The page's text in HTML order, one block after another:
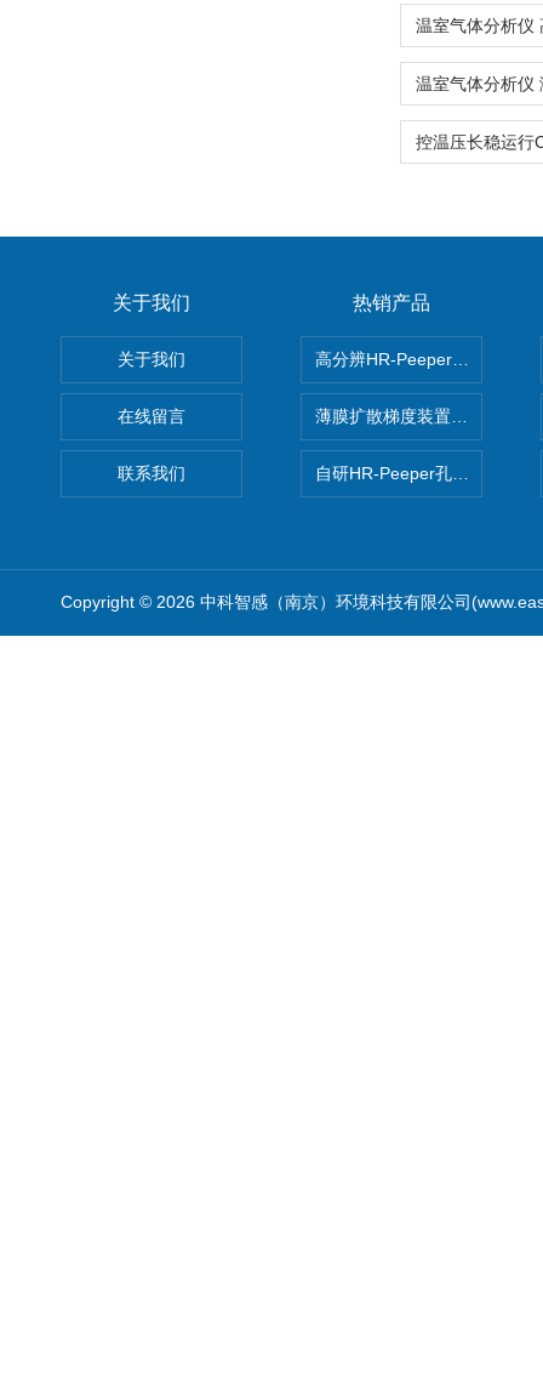
关于我们
关于我们
在线留言
联系我们
热销产品
高分辨HR-Peeper采样器孔隙
薄膜扩散梯度装置 Agl DGT
自研HR-Peeper孔隙水采样器
Copyright © 2026 中科智感（南京）环境科技有限公司